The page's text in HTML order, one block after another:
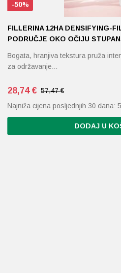
-50%
FILLERINA 12HA DENSIFYING-
PODRUČJE OKO OČIJU
Bogata, hranjiva tekstura pruža
za održavanje…
28,74 € 57,47 €
Najniža cijena posljednjih 30 dana:
DODAJ U